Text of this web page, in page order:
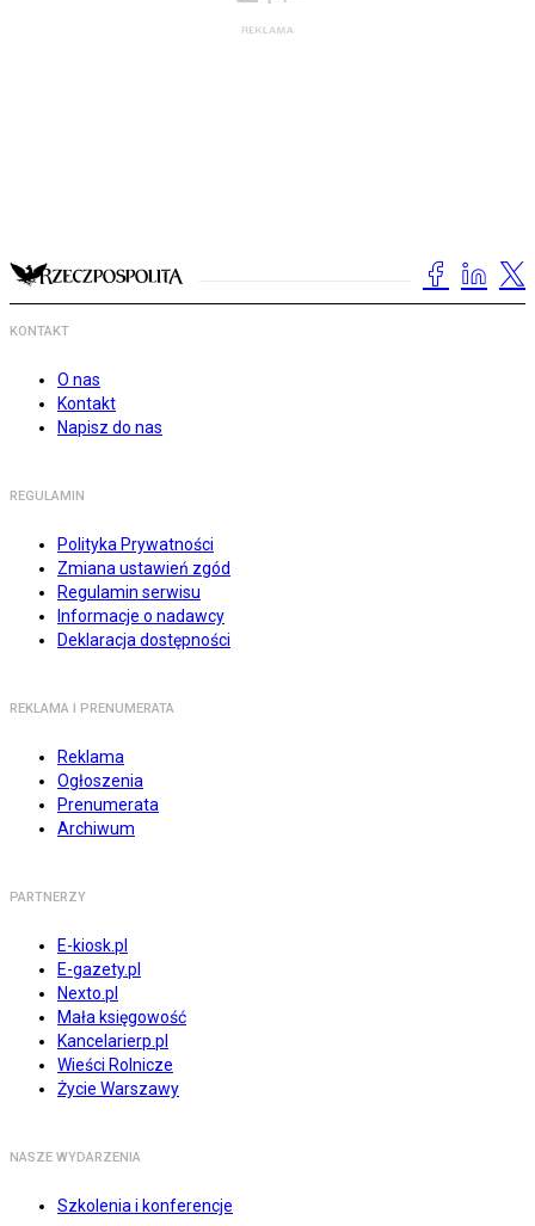
KONTAKT
O nas
Kontakt
Napisz do nas
REGULAMIN
Polityka Prywatności
Zmiana ustawień zgód
Regulamin serwisu
Informacje o nadawcy
Deklaracja dostępności
REKLAMA I PRENUMERATA
Reklama
Ogłoszenia
Prenumerata
Archiwum
PARTNERZY
E-kiosk.pl
E-gazety.pl
Nexto.pl
Mała księgowość
Kancelarierp.pl
Wieści Rolnicze
Życie Warszawy
NASZE WYDARZENIA
Szkolenia i konferencje